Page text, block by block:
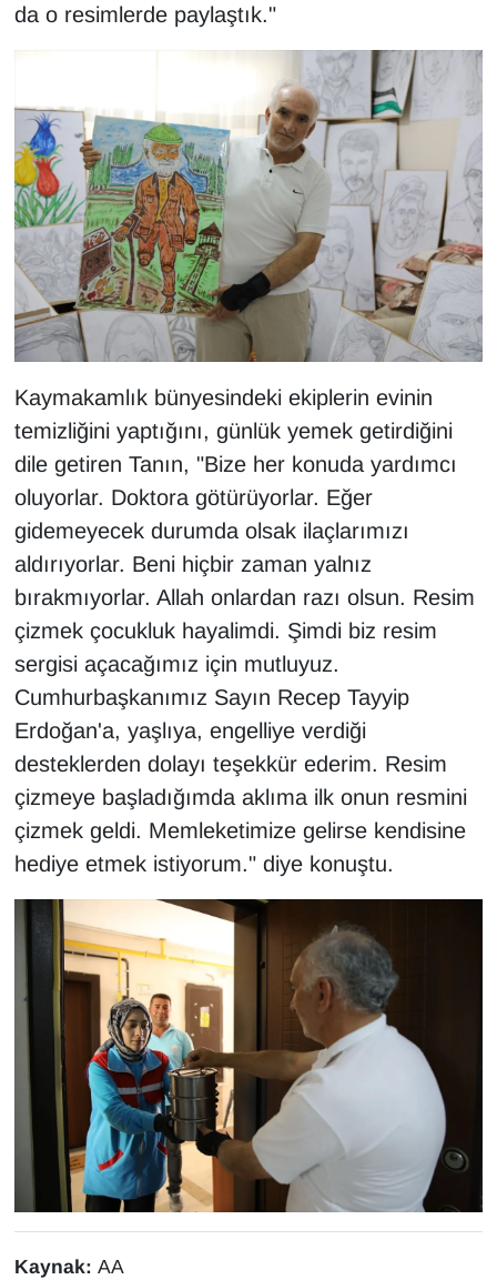
da o resimlerde paylaştık."
Kaymakamlık bünyesindeki ekiplerin evinin
temizliğini yaptığını, günlük yemek getirdiğini
dile getiren Tanın, "Bize her konuda yardımcı
oluyorlar. Doktora götürüyorlar. Eğer
gidemeyecek durumda olsak ilaçlarımızı
aldırıyorlar. Beni hiçbir zaman yalnız
bırakmıyorlar. Allah onlardan razı olsun. Resim
çizmek çocukluk hayalimdi. Şimdi biz resim
sergisi açacağımız için mutluyuz.
Cumhurbaşkanımız Sayın Recep Tayyip
Erdoğan'a, yaşlıya, engelliye verdiği
desteklerden dolayı teşekkür ederim. Resim
çizmeye başladığımda aklıma ilk onun resmini
çizmek geldi. Memleketimize gelirse kendisine
hediye etmek istiyorum." diye konuştu.
Kaynak: AA